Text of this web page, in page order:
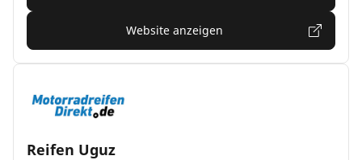
Website anzeigen
Reifen Uguz